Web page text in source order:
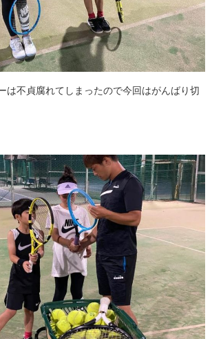
は不貞腐れてしまったので今回はがんばり切